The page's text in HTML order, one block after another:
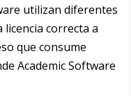
utilizan diferentes
licencia correcta a
que consume
Academic Software